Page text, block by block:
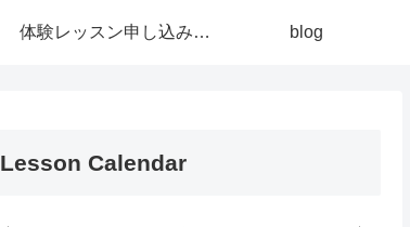
体験レッスン申し込み/お問い合わせ blog
Lesson Calendar